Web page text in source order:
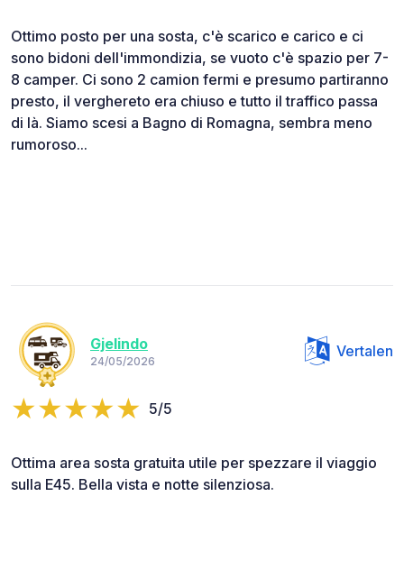
Ottimo posto per una sosta, c'è scarico e carico e ci
sono bidoni dell'immondizia, se vuoto c'è spazio per 7-
8 camper. Ci sono 2 camion fermi e presumo partiranno
presto, il verghereto era chiuso e tutto il traffico passa
di là. Siamo scesi a Bagno di Romagna, sembra meno
rumoroso...
Gjelindo
24/05/2026
Vertalen
5/5
Ottima area sosta gratuita utile per spezzare il viaggio
sulla E45. Bella vista e notte silenziosa.